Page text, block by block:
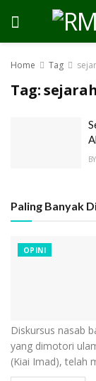
Home Tag
Tag:
BY
Paling Banyak
OPINI
Diskursus nasab
yang dimotori
(Kiai Imad), telah